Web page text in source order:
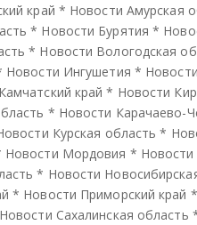
край * Новости Амурская
* Новости Бурятия *
* Новости Вологодская
Новости Ингушетия *
край * Новости
* Новости Карачаево-
Курская область *
Новости Мордовия *
* Новости
* Новости Приморский край *
Новости Сахалинская область